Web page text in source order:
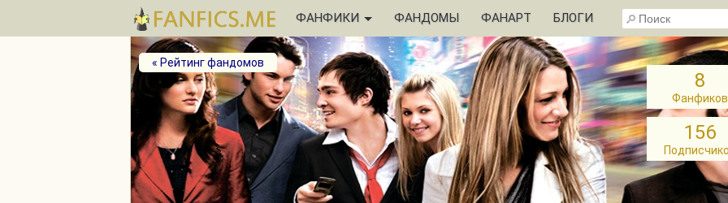
ФАНФИКИ ФАНДОМЫ ФАНАРТ БЛОГИ
« Рейтинг фандомов
8
Фанфиков
156